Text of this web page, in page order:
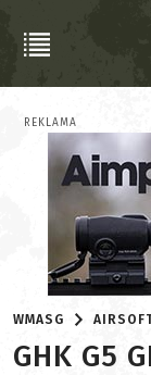
REKLAMA
WMASG
GHK G5